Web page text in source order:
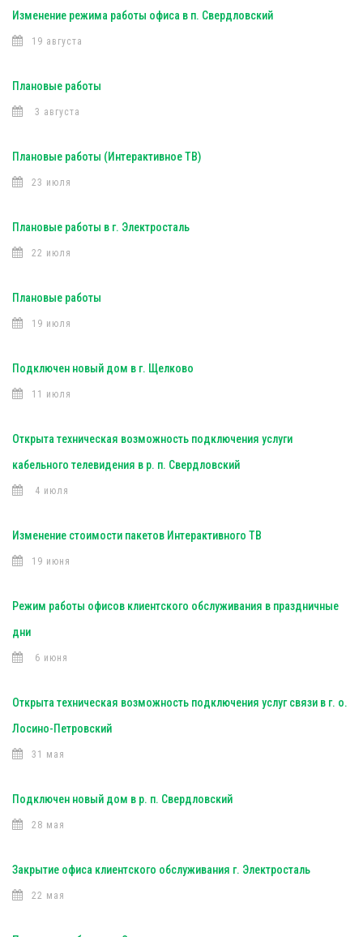
Изменение режима работы офиса в п. Свердловский
19 августа
Плановые работы
3 августа
Плановые работы (Интерактивное ТВ)
23 июля
Плановые работы в г. Электросталь
22 июля
Плановые работы
19 июля
Подключен новый дом в г. Щелково
11 июля
Открыта техническая возможность подключения услуги
кабельного телевидения в р. п. Свердловский
4 июля
Изменение стоимости пакетов Интерактивного ТВ
19 июня
Режим работы офисов клиентского обслуживания в праздничные
дни
6 июня
Открыта техническая возможность подключения услуг связи в г. о.
Лосино-Петровский
31 мая
Подключен новый дом в р. п. Свердловский
28 мая
Закрытие офиса клиентского обслуживания г. Электросталь
22 мая